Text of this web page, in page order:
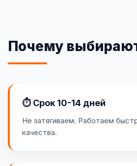
Почему
⏱️ Срок 10-14 дней
Не затягиваем. Работаем
качества.